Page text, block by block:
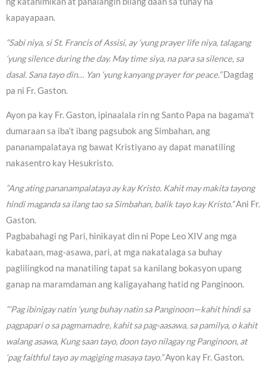
kapayapaan.
“Sabi niya, si St. Francis of Assisi, ay ‘yung prayer life niya, talagang
‘yung silence during the day. May time siya, na para sa silence, sa
dasal. Sana tayo din… Yan ‘yung kanyang prayer for peace.”Dagdag
pa ni Fr. Gaston.
Ayon pa kay Fr. Gaston, ipinaalala rin ng Santo Papa na bagama’t
dumaraan sa iba’t ibang pagsubok ang Simbahan, ang
pananampalataya ng bawat Kristiyano ay dapat manatiling
nakasentro kay Hesukristo.
“Ang ating pananampalataya ay kay Kristo. Kahit may makita tayong
hindi maganda sa ilang tao sa Simbahan, balik tayo kay Kristo.”Ani Fr.
Gaston.
Pagbabahagi ng Pari, hinikayat din ni Pope Leo XIV ang mga
kabataan, mag-asawa, pari, at mga nakatalaga sa buhay
paglilingkod na manatiling tapat sa kanilang bokasyon upang
ganap na maramdaman ang kaligayahang hatid ng Panginoon.
“‘Pag ibinigay natin ‘yung buhay natin sa Panginoon—kahit hindi sa
pagpapari o sa pagmamadre, kahit sa pag-aasawa, sa pamilya, o kahit
walang asawa, Kung saan tayo, doon tayo nilagay ng Panginoon, at
‘pag faithful tayo ay magiging masaya tayo.”Ayon kay Fr. Gaston.